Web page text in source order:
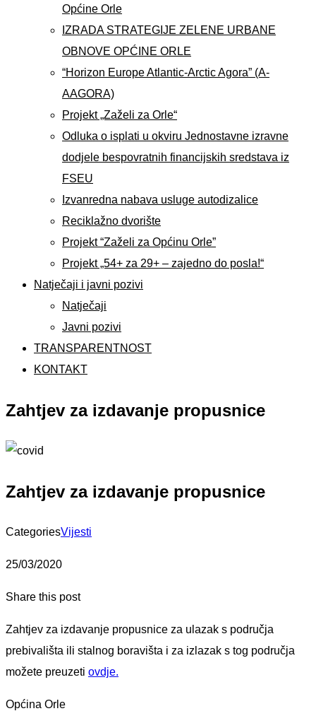
Općine Orle
IZRADA STRATEGIJE ZELENE URBANE
OBNOVE OPĆINE ORLE
“Horizon Europe Atlantic-Arctic Agora” (A-
AAGORA)
Projekt „Zaželi za Orle“
Odluka o isplati u okviru Jednostavne izravne
dodjele bespovratnih financijskih sredstava iz
FSEU
Izvanredna nabava usluge autodizalice
Reciklažno dvorište
Projekt “Zaželi za Općinu Orle”
Projekt „54+ za 29+ – zajedno do posla!“
Natječaji i javni pozivi
Natječaji
Javni pozivi
TRANSPARENTNOST
KONTAKT
Zahtjev za izdavanje propusnice
Zahtjev za izdavanje propusnice
CategoriesVijesti
25/03/2020
Share this post
Zahtjev za izdavanje propusnice za ulazak s područja
prebivališta ili stalnog boravišta i za izlazak s tog područja
možete preuzeti ovdje.
Općina Orle